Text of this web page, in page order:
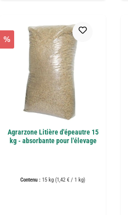
%
Agrarzone Litière d'épeautre 15
kg - absorbante pour l'élevage
Contenu : 15 kg (1,42 € / 1 kg)